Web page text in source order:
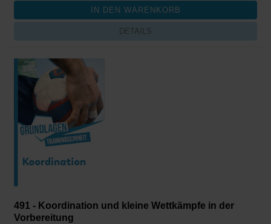
DETAILS
491 - Koordination und kleine Wettkämpfe in der
Vorbereitung